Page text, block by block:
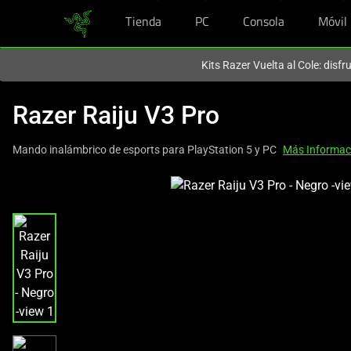
Tienda PC Consola Móvil
Kits Razer Vuelta al Cole:
Razer Raiju V3 Pro
Mando inalámbrico de esports para PlayStation 5 y PC Más
a
carousel
with
one
large
image
and